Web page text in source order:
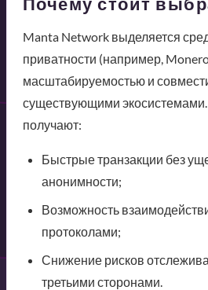
Manta Network выделяется
приватности (например,
масштабируемостью и
существующими
получают:
Быстрые транзакции без
анонимности;
Возможность
протоколами;
Снижение рисков
третьими сторонами.